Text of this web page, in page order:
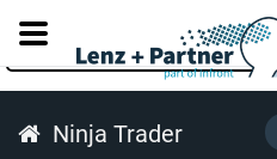
Ninja Trader